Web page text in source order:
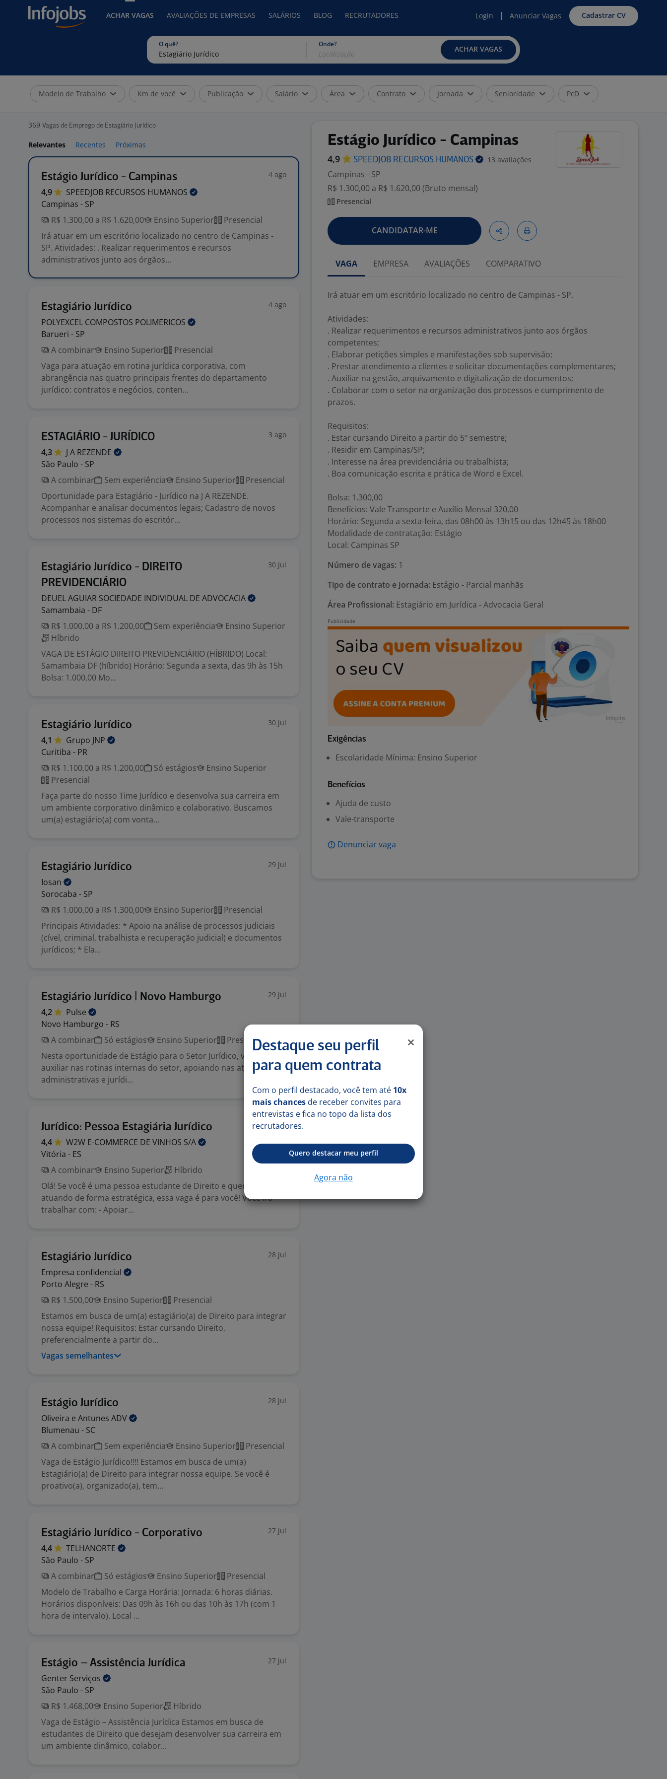
ACHAR VAGAS AVALIAÇÕES DE EMPRESAS SALÁRIOS BLOG RECRUTADORES Login Anunciar Vagas Cadastrar CV
O quê? Onde?
ACHAR VAGAS
Modelo de Trabalho Km de você Publicação Salário Área Contrato Jornada Senioridade PcD
369 Vagas de Emprego de Estagiário Jurídico
Relevantes Recentes Próximas
Estágio Jurídico - Campinas 4 ago
4,9 SPEEDJOB RECURSOS HUMANOS
Campinas - SP
R$ 1.300,00 a R$ 1.620,00
Ensino Superior
Presencial
Irá atuar em um escritório localizado no centro de Campinas -
SP. Atividades: . Realizar requerimentos e recursos
administrativos junto aos órgãos...
Estagiário Jurídico 4 ago
POLYEXCEL COMPOSTOS POLIMERICOS
Barueri - SP
A combinar
Ensino Superior
Presencial
Vaga para atuação em rotina jurídica corporativa, com
abrangência nas quatro principais frentes do departamento
jurídico: contratos e negócios, conten...
ESTAGIÁRIO - JURÍDICO 3 ago
4,3 J A REZENDE
São Paulo - SP
A combinar
Sem experiência Ensino Superior
Presencial
Oportunidade para Estagiário - Jurídico na J A REZENDE.
Acompanhar e analisar documentos legais; Cadastro de novos
processos nos sistemas do escritór...
Estagiário Jurídico - DIREITO
PREVIDENCIÁRIO
30 jul
DEUEL AGUIAR SOCIEDADE INDIVIDUAL DE ADVOCACIA
Samambaia - DF
R$ 1.000,00 a R$ 1.200,00
Sem experiência
Ensino Superior
Híbrido
VAGA DE ESTÁGIO DIREITO PREVIDENCIÁRIO (HÍBRIDO) Local:
Samambaia DF (híbrido) Horário: Segunda a sexta, das 9h às 15h
Bolsa: 1.000,00 Mo...
Estagiário Jurídico 30 jul
4,1 Grupo JNP
Curitiba - PR
R$ 1.100,00 a R$ 1.200,00
Só estágios
Ensino Superior
Presencial
Faça parte do nosso Time Jurídico e desenvolva sua carreira em
um ambiente corporativo dinâmico e colaborativo. Buscamos
um(a) estagiário(a) com vonta...
Estagiário Jurídico 29 jul
Iosan
Sorocaba - SP
R$ 1.000,00 a R$ 1.300,00
Ensino Superior
Presencial
Principais Atividades: * Apoio na análise de processos judiciais
(cível, criminal, trabalhista e recuperação judicial) e documentos
jurídicos; * Ela...
Estagiário Jurídico | Novo Hamburgo 29 jul
4,2
Pulse
Novo Hamburgo - RS
A combinar
Só estágios Ensino Superior
Presencial
Nesta oportunidade de Estágio para o Setor Jurídico, você irá
auxiliar nas rotinas internas do setor, apoiando nas atividades
administrativas e jurídi...
Jurídico: Pessoa Estagiária Jurídico 29 jul
4,4 W2W E-COMMERCE DE VINHOS S/A
Vitória - ES
A combinar
Ensino Superior
Híbrido
Olá! Se você é uma pessoa estudante de Direito e quer aprender
atuando de forma estratégica, essa vaga é para você! Você irá
trabalhar com: - Apoiar...
Estagiário Jurídico 28 jul
Empresa confidencial
Porto Alegre - RS
R$ 1.500,00
Ensino Superior
Presencial
Estamos em busca de um(a) estagiário(a) de Direito para integrar
nossa equipe! Requisitos: Estar cursando Direito,
preferencialmente a partir do...
Vagas semelhantes
Estágio Jurídico 28 jul
Oliveira e Antunes ADV
Blumenau - SC
A combinar
Sem experiência Ensino Superior
Presencial
Vaga de Estágio Jurídico!!!! Estamos em busca de um(a)
Estagiário(a) de Direito para integrar nossa equipe. Se você é
proativo(a), organizado(a), tem...
Estagiário Jurídico - Corporativo 27 jul
4,4
TELHANORTE
São Paulo - SP
A combinar
Só estágios Ensino Superior
Presencial
Modelo de Trabalho e Carga Horária: Jornada: 6 horas diárias.
Horários disponíveis: Das 09h às 16h ou das 10h às 17h (com 1
hora de intervalo). Local ...
Estágio – Assistência Jurídica 27 jul
Genter Serviços
São Paulo - SP
R$ 1.468,00
Ensino Superior
Híbrido
Vaga de Estágio – Assistência Jurídica Estamos em busca de
estudantes de Direito que desejam desenvolver sua carreira em
um ambiente dinâmico, colabor...
Estágio Jurídico - Campinas
4,9 SPEEDJOB RECURSOS HUMANOS 13 avaliações
Campinas - SP
R$ 1.300,00 a R$ 1.620,00 (Bruto mensal)
Presencial
CANDIDATAR-ME
VAGA EMPRESA AVALIAÇÕES COMPARATIVO
Irá atuar em um escritório localizado no centro de Campinas - SP.
Atividades:
. Realizar requerimentos e recursos administrativos junto aos órgãos
competentes;
. Elaborar petições simples e manifestações sob supervisão;
. Prestar atendimento a clientes e solicitar documentações complementares;
. Auxiliar na gestão, arquivamento e digitalização de documentos;
. Colaborar com o setor na organização dos processos e cumprimento de
prazos.
Requisitos:
. Estar cursando Direito a partir do 5º semestre;
. Residir em Campinas/SP;
. Interesse na área previdenciária ou trabalhista;
. Boa comunicação escrita e prática de Word e Excel.
Bolsa: 1.300,00
Benefícios: Vale Transporte e Auxílio Mensal 320,00
Horário: Segunda a sexta-feira, das 08h00 às 13h15 ou das 12h45 às 18h00
Modalidade de contratação: Estágio
Local: Campinas SP
Número de vagas: 1
Tipo de contrato e Jornada: Estágio - Parcial manhãs
Área Profissional: Estagiário em Jurídica - Advocacia Geral
Exigências
Escolaridade Mínima: Ensino Superior
Benefícios
Ajuda de custo
Vale-transporte
Denunciar vaga
Destaque seu perfil
para quem contrata
Com o perfil destacado, você tem até 10x
mais chances de receber convites para
entrevistas e fica no topo da lista dos
recrutadores.
Quero destacar meu perfil
Agora não